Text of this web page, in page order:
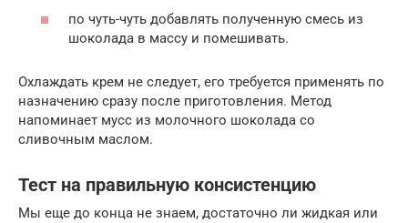
по чуть-чуть добавлять полученную смесь из
шоколада в массу и помешивать.
Охлаждать крем не следует, его требуется применять по
назначению сразу после приготовления. Метод
напоминает мусс из молочного шоколада со
сливочным маслом.
Тест на правильную консистенцию
Мы еще до конца не знаем, достаточно ли жидкая или